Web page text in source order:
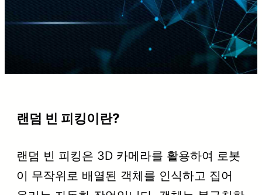
랜덤 빈 피킹이란?
랜덤 빈 피킹은 3D 카메라를 활용하여 로봇
이 무작위로 배열된 객체를 인식하고 집어